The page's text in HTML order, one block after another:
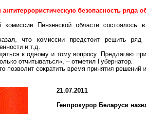
безопасность ряда
комиссии Пензенской области
что комиссии предстоит решить ряд
и т.д.
к одному и тому вопросу. Предлагаю
отчитываться», – отметил Губернатор.
позволит сократить время принятия
21.07.2011
Генпрокурор Беларуси